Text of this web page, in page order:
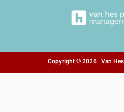
Copyright © 2026 | Van